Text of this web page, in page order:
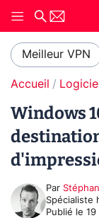
Meilleur VPN
Accueil
Windows
Par
Spécialiste
Publié le 19